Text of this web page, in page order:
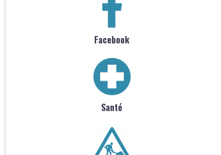
Facebook
Santé